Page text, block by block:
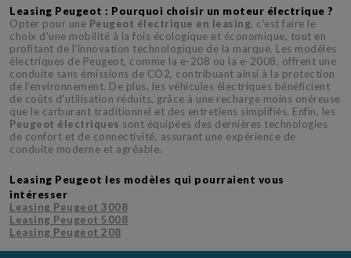
Leasing Peugeot : Pourquoi choisir un moteur électrique ?
Opter pour une Peugeot électrique en leasing, c'est faire le
choix d'une mobilité à la fois écologique et économique, tout en
profitant de l'innovation technologique de la marque. Les modèles
électriques de Peugeot, comme la e-208 ou la e-2008, offrent une
conduite sans émissions de CO2, contribuant ainsi à la protection
de l'environnement. De plus, les véhicules électriques bénéficient
de coûts d'utilisation réduits, grâce à une recharge moins onéreuse
que le carburant traditionnel et des entretiens simplifiés. Enfin, les
Peugeot électriques sont équipées des dernières technologies
de confort et de connectivité, assurant une expérience de
conduite moderne et agréable.
Leasing Peugeot les modèles qui pourraient vous
intéresser
Leasing Peugeot 3008
Leasing Peugeot 5008
Leasing Peugeot 208